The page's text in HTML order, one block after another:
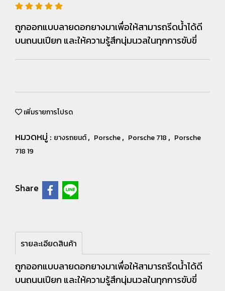
ถูกออกแบบลายดอกยางมาเพื่อให้สามารถรีดน้ำได้ดี
บนถนนเปียก และให้ความรู้สึกนุ่มนวลในทุกการขับขี่
เพิ่มรายการโปรด
หมวดหมู่ : ยางรถยนต์, Porsche, Porsche 718 , Porsche
718 19
Share
รายละเอียดสินค้า
ถูกออกแบบลายดอกยางมาเพื่อให้สามารถรีดน้ำได้ดี
บนถนนเปียก และให้ความรู้สึกนุ่มนวลในทุกการขับขี่